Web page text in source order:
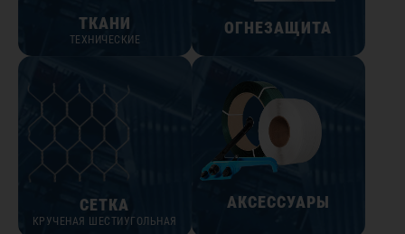
ТКАНИ
ТЕХНИЧЕСКИЕ
ОГНЕЗАЩИТА
СЕТКА
КРУЧЕНАЯ ШЕСТИУГОЛЬНАЯ
АКСЕССУАРЫ